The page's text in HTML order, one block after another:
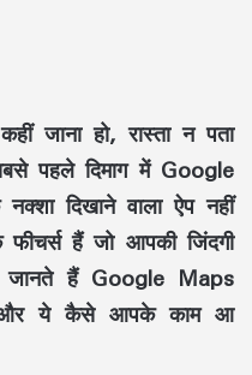
जाना हो, रास्ता न पता
पहले दिमाग में Google
दिखाने वाला ऐप नहीं
हैं जो आपकी जिंदगी
हैं Google Maps
ये कैसे आपके काम आ